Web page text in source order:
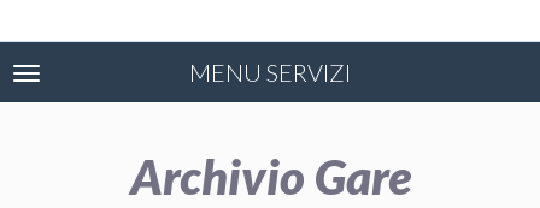
MENU SERVIZI
Toggle
navigation
Archivio Gare